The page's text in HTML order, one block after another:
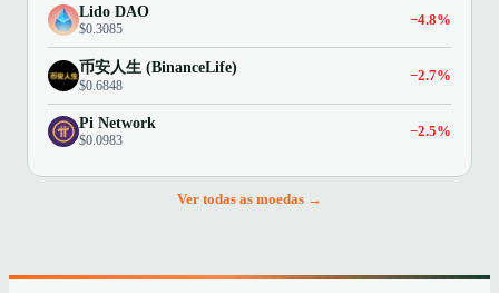
Lido DAO
$0.3085
−4.8%
币安人生 (BinanceLife)
$0.6848
−2.7%
Pi Network
$0.0983
−2.5%
Ver todas as moedas →